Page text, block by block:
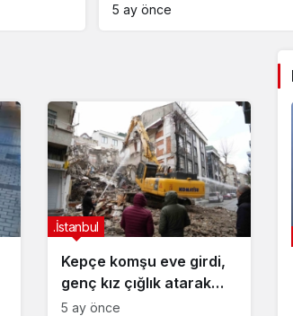
5 ay önce
Kepçe komşu eve girdi,
genç kız çığlık atarak
yardım istedi
.İstanbul
5 ay önce
İstanbul’da iş yerlerini silahla ateş
açan 7 şüpheli yakalandı